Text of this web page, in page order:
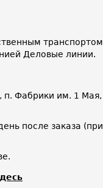
транспортом
Деловые линии.
п. Фабрики им. 1 Мая,
после заказа (при